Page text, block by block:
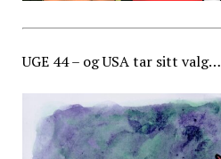
UGE 44 – og USA tar sitt valg…